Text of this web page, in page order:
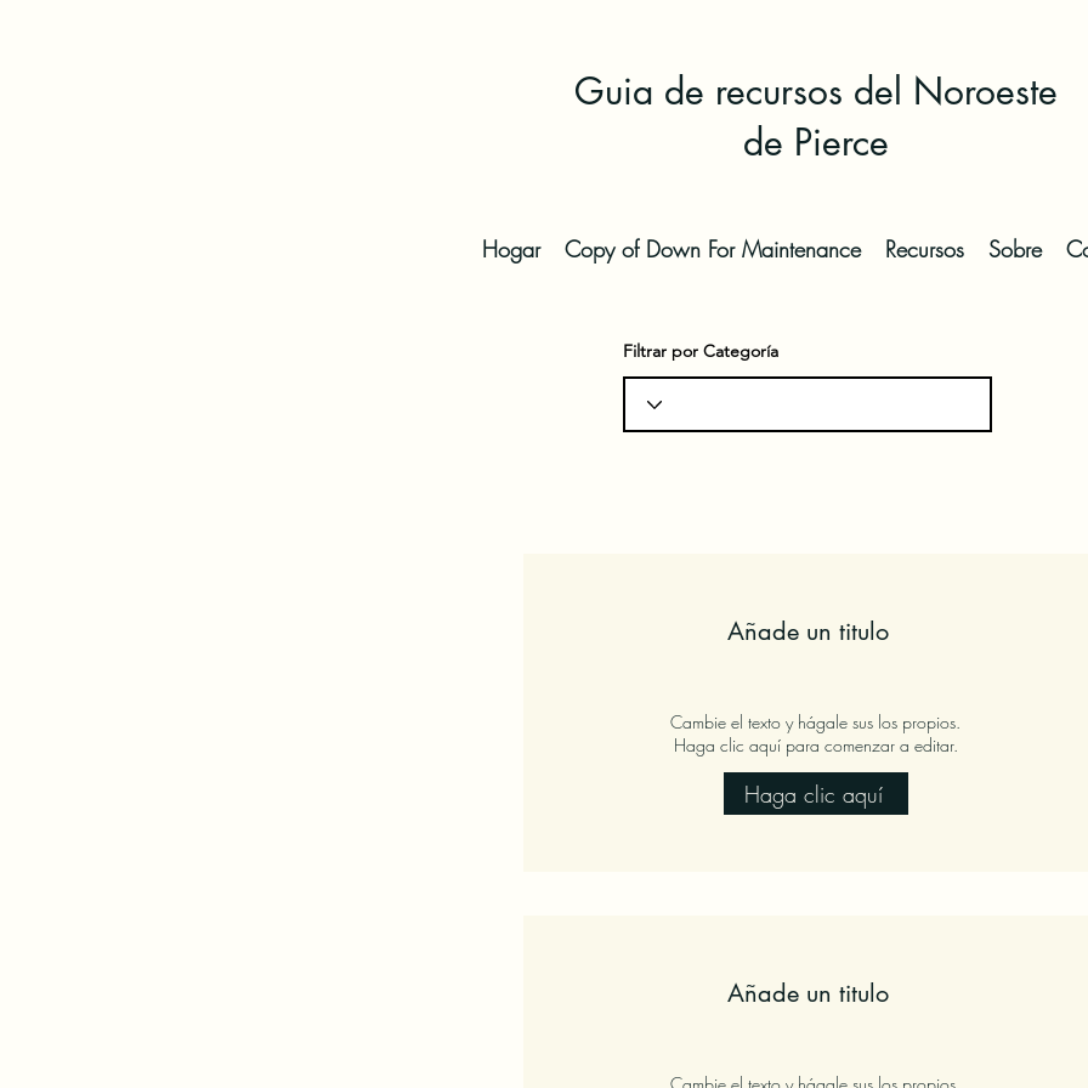
Guia de recursos del Noroeste
de Pierce
Hogar Copy of Down For Maintenance Recursos Sobre
Filtrar por Categoría
Añade un titulo
Cambie el texto y hágale sus los propios.
Haga clic aquí para comenzar a editar.
Haga clic aquí
Añade un titulo